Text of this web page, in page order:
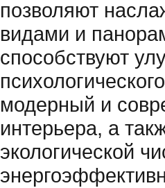
позволяют
видами и
способствуют
модерный и
интерьера, а
экологической